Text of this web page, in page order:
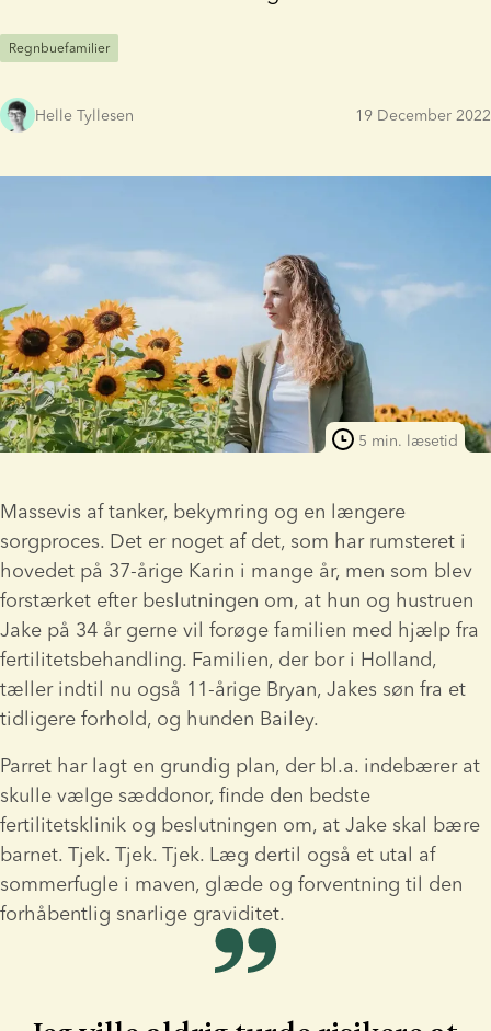
Regnbuefamilier
Helle Tyllesen 19 December 2022
5 min. læsetid
Massevis af tanker, bekymring og en længere
sorgproces. Det er noget af det, som har rumsteret i
hovedet på 37-årige Karin i mange år, men som blev
forstærket efter beslutningen om, at hun og hustruen
Jake på 34 år gerne vil forøge familien med hjælp fra
fertilitetsbehandling. Familien, der bor i Holland,
tæller indtil nu også 11-årige Bryan, Jakes søn fra et
tidligere forhold, og hunden Bailey.
Parret har lagt en grundig plan, der bl.a. indebærer at
skulle vælge sæddonor, finde den bedste
fertilitetsklinik og beslutningen om, at Jake skal bære
barnet. Tjek. Tjek. Tjek. Læg dertil også et utal af
sommerfugle i maven, glæde og forventning til den
forhåbentlig snarlige graviditet.